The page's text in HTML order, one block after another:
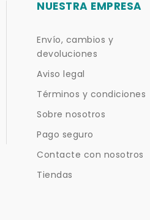
NUESTRA EMPRESA
Envío, cambios y
devoluciones
Aviso legal
Términos y condiciones
Sobre nosotros
Pago seguro
Contacte con nosotros
Tiendas